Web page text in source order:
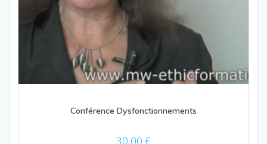
Conférence Dysfonctionnements
30,00 €